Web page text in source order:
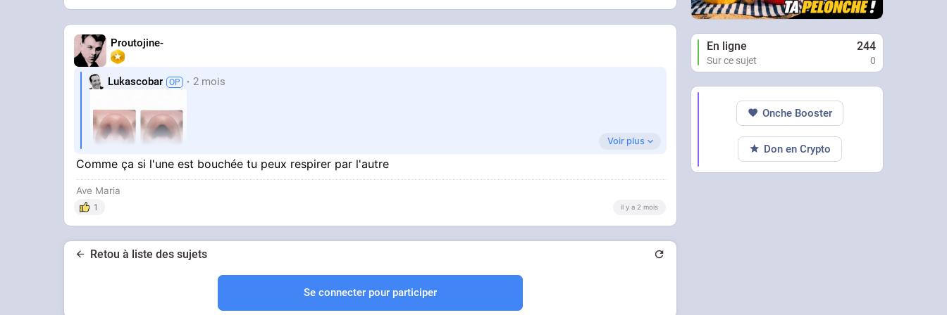
Proutojine-
Lukascobar 2 mois
Pourquoi 2 ?
Voir plus
Comme ça si l'une est bouchée tu peux respirer par l'autre
Ave Maria
1 il y a 2 mois
Retou à liste des sujets
Se connecter pour participer
En ligne 244
Sur ce sujet 0
Onche Booster
Don en Crypto